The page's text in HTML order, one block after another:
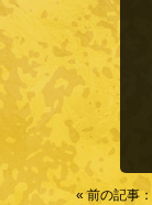
« 前の記事：